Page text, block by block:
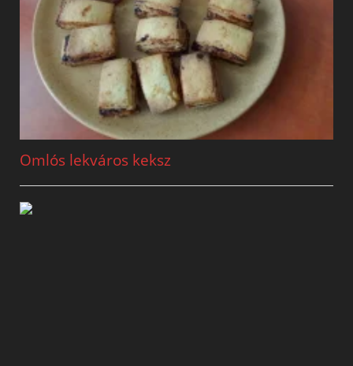
Omlós lekváros keksz